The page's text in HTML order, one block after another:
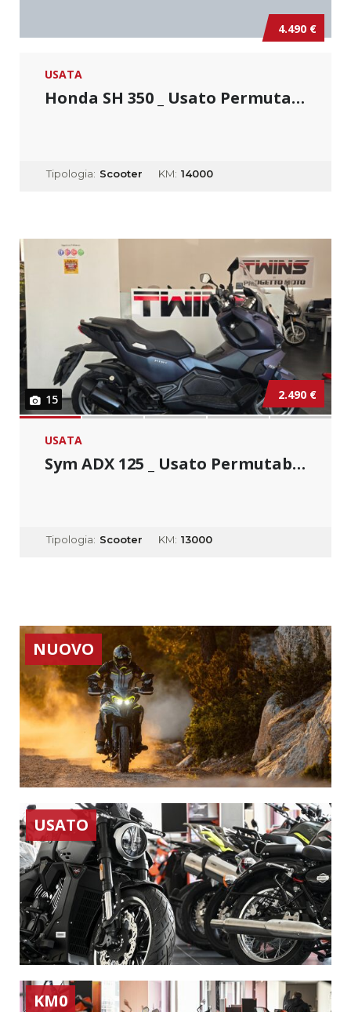
4.490 €
USATA
Honda SH 350 _ Usato Permutabile
Tipologia: Scooter KM: 14000
15 2.490 €
USATA
Sym ADX 125 _ Usato Permutabile
Tipologia: Scooter KM: 13000
NUOVO
USATO
KM0